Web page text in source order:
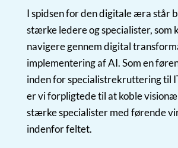
I spidsen for den digitale æra står
stærke ledere og specialister, som
navigere gennem digital
implementering af AI. Som en
inden for specialistrekruttering til
er vi forpligtede til at koble
stærke specialister med førende
indenfor feltet.